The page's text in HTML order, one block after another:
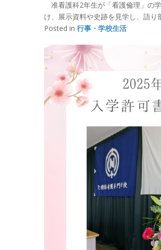
准看護科2年生が「看護倫理」の
け、展示資料や史跡を見学し、語
Posted in 行事・学校生活